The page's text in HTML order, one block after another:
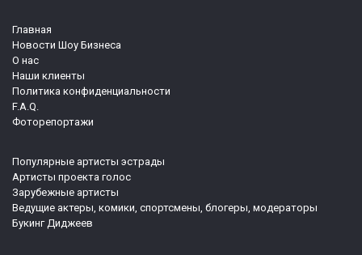
Главная
Новости Шоу Бизнеса
О нас
Наши клиенты
Политика конфиденциальности
F.A.Q.
Фоторепортажи
Популярные артисты эстрады
Артисты проекта голос
Зарубежные артисты
Ведущие актеры, комики, спортсмены, блогеры, модераторы
Букинг Диджеев